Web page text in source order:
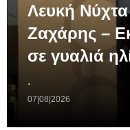
Λευκή
Ζαχάρης –
σε γυαλιά
.
07|08|2026